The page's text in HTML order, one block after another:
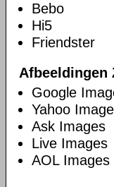
Bebo
Hi5
Friendster
Afbeeldingen
Google
Yahoo
Ask Images
Live Images
AOL Images